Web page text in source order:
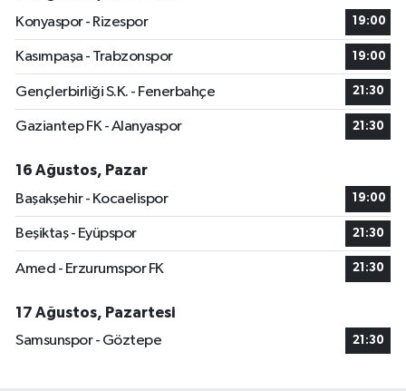
Konyaspor - Rizespor
19:00
Kasımpaşa - Trabzonspor 19:00
Gençlerbirliği S.K. - Fenerbahçe 21:30
Gaziantep FK - Alanyaspor 21:30
16 Ağustos, Pazar
Başakşehir - Kocaelispor
19:00
Beşiktaş - Eyüpspor 21:30
Amed - Erzurumspor FK 21:30
17 Ağustos, Pazartesi
Samsunspor - Göztepe
21:30